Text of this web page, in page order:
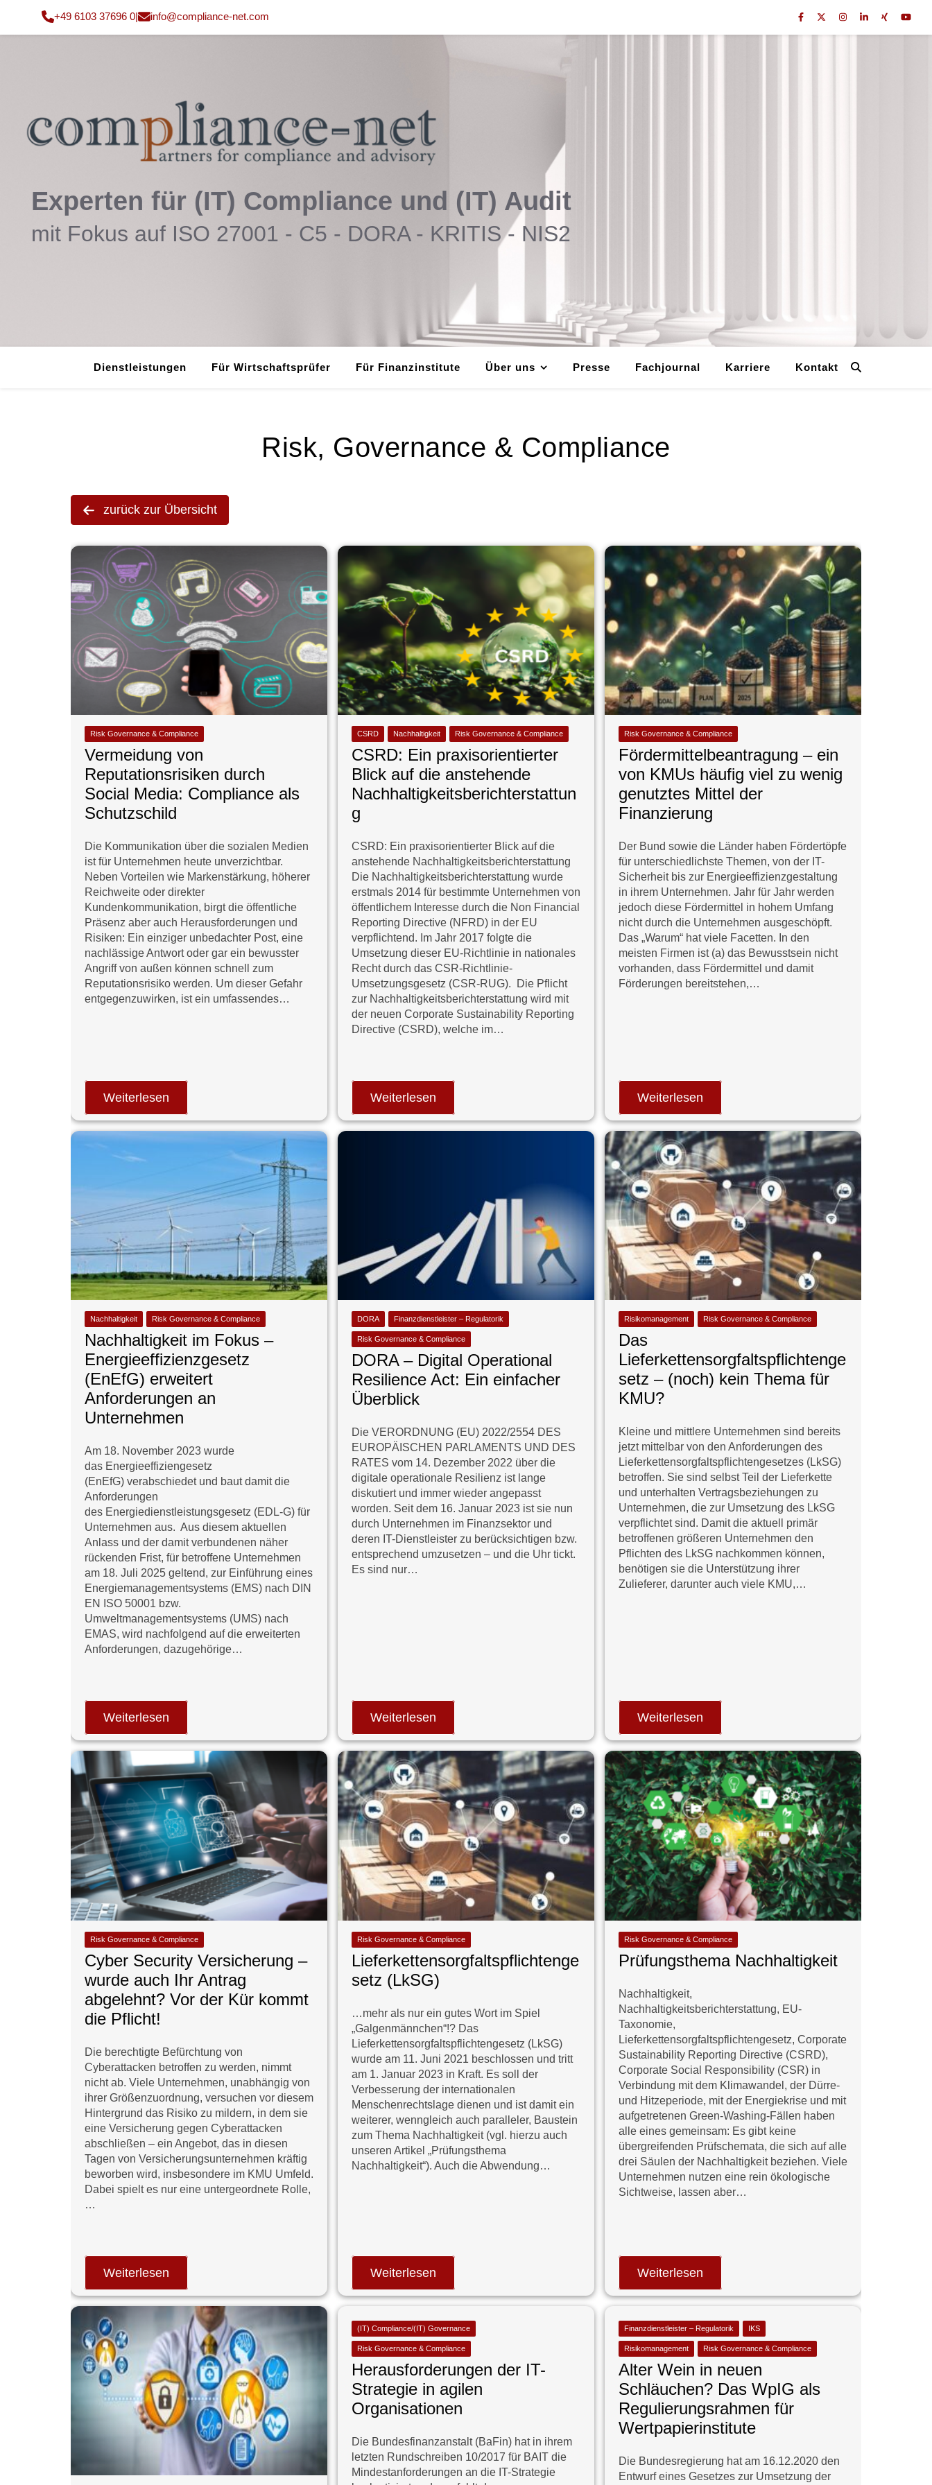
+49 6103 37696 0| moc.t
en-ec
nailp
moc@o
fni
Experten für (IT) Compliance und (IT) Audit
mit Fokus auf ISO 27001 - C5 - DORA - KRITIS - NIS2
Dienstleistungen Für Wirtschaftsprüfer Für Finanzinstitute Über uns Presse Fachjournal Karriere Kontakt
Risk, Governance & Compliance
zurück zur Übersicht
Risk Governance & Compliance
Vermeidung von
Reputationsrisiken durch
Social Media: Compliance als
Schutzschild
Die Kommunikation über die sozialen Medien
ist für Unternehmen heute unverzichtbar.
Neben Vorteilen wie Markenstärkung, höherer
Reichweite oder direkter
Kundenkommunikation, birgt die öffentliche
Präsenz aber auch Herausforderungen und
Risiken: Ein einziger unbedachter Post, eine
nachlässige Antwort oder gar ein bewusster
Angriff von außen können schnell zum
Reputationsrisiko werden. Um dieser Gefahr
entgegenzuwirken, ist ein umfassendes…
Weiterlesen
CSRD Nachhaltigkeit Risk Governance & Compliance
CSRD: Ein praxisorientierter
Blick auf die anstehende
Nachhaltigkeitsberichterstattun
g
CSRD: Ein praxisorientierter Blick auf die
anstehende Nachhaltigkeitsberichterstattung
Die Nachhaltigkeitsberichterstattung wurde
erstmals 2014 für bestimmte Unternehmen von
öffentlichem Interesse durch die Non Financial
Reporting Directive (NFRD) in der EU
verpflichtend. Im Jahr 2017 folgte die
Umsetzung dieser EU-Richtlinie in nationales
Recht durch das CSR-Richtlinie-
Umsetzungsgesetz (CSR-RUG). Die Pflicht
zur Nachhaltigkeitsberichterstattung wird mit
der neuen Corporate Sustainability Reporting
Directive (CSRD), welche im…
Weiterlesen
Risk Governance & Compliance
Fördermittelbeantragung – ein
von KMUs häufig viel zu wenig
genutztes Mittel der
Finanzierung
Der Bund sowie die Länder haben Fördertöpfe
für unterschiedlichste Themen, von der IT-
Sicherheit bis zur Energieeffizienzgestaltung
in ihrem Unternehmen. Jahr für Jahr werden
jedoch diese Fördermittel in hohem Umfang
nicht durch die Unternehmen ausgeschöpft.
Das „Warum“ hat viele Facetten. In den
meisten Firmen ist (a) das Bewusstsein nicht
vorhanden, dass Fördermittel und damit
Förderungen bereitstehen,…
Weiterlesen
Nachhaltigkeit Risk Governance & Compliance
Nachhaltigkeit im Fokus –
Energieeffizienzgesetz
(EnEfG) erweitert
Anforderungen an
Unternehmen
Am 18. November 2023 wurde
das Energieeffiziengesetz
(EnEfG) verabschiedet und baut damit die
Anforderungen
des Energiedienstleistungsgesetz (EDL-G) für
Unternehmen aus. Aus diesem aktuellen
Anlass und der damit verbundenen näher
rückenden Frist, für betroffene Unternehmen
am 18. Juli 2025 geltend, zur Einführung eines
Energiemanagementsystems (EMS) nach DIN
EN ISO 50001 bzw.
Umweltmanagementsystems (UMS) nach
EMAS, wird nachfolgend auf die erweiterten
Anforderungen, dazugehörige…
Weiterlesen
DORA Finanzdienstleister – Regulatorik
Risk Governance & Compliance
DORA – Digital Operational
Resilience Act: Ein einfacher
Überblick
Die VERORDNUNG (EU) 2022/2554 DES
EUROPÄISCHEN PARLAMENTS UND DES
RATES vom 14. Dezember 2022 über die
digitale operationale Resilienz ist lange
diskutiert und immer wieder angepasst
worden. Seit dem 16. Januar 2023 ist sie nun
durch Unternehmen im Finanzsektor und
deren IT-Dienstleister zu berücksichtigen bzw.
entsprechend umzusetzen – und die Uhr tickt.
Es sind nur…
Weiterlesen
Risikomanagement Risk Governance & Compliance
Das
Lieferkettensorgfaltspflichtenge
setz – (noch) kein Thema für
KMU?
Kleine und mittlere Unternehmen sind bereits
jetzt mittelbar von den Anforderungen des
Lieferkettensorgfaltspflichtengesetzes (LkSG)
betroffen. Sie sind selbst Teil der Lieferkette
und unterhalten Vertragsbeziehungen zu
Unternehmen, die zur Umsetzung des LkSG
verpflichtet sind. Damit die aktuell primär
betroffenen größeren Unternehmen den
Pflichten des LkSG nachkommen können,
benötigen sie die Unterstützung ihrer
Zulieferer, darunter auch viele KMU,…
Weiterlesen
Risk Governance & Compliance
Cyber Security Versicherung –
wurde auch Ihr Antrag
abgelehnt? Vor der Kür kommt
die Pflicht!
Die berechtigte Befürchtung von
Cyberattacken betroffen zu werden, nimmt
nicht ab. Viele Unternehmen, unabhängig von
ihrer Größenzuordnung, versuchen vor diesem
Hintergrund das Risiko zu mildern, in dem sie
eine Versicherung gegen Cyberattacken
abschließen – ein Angebot, das in diesen
Tagen von Versicherungsunternehmen kräftig
beworben wird, insbesondere im KMU Umfeld.
Dabei spielt es nur eine untergeordnete Rolle,
…
Weiterlesen
Risk Governance & Compliance
Lieferkettensorgfaltspflichtenge
setz (LkSG)
…mehr als nur ein gutes Wort im Spiel
„Galgenmännchen“!? Das
Lieferkettensorgfaltspflichtengesetz (LkSG)
wurde am 11. Juni 2021 beschlossen und tritt
am 1. Januar 2023 in Kraft. Es soll der
Verbesserung der internationalen
Menschenrechtslage dienen und ist damit ein
weiterer, wenngleich auch paralleler, Baustein
zum Thema Nachhaltigkeit (vgl. hierzu auch
unseren Artikel „Prüfungsthema
Nachhaltigkeit“). Auch die Abwendung…
Weiterlesen
Risk Governance & Compliance
Prüfungsthema Nachhaltigkeit
Nachhaltigkeit,
Nachhaltigkeitsberichterstattung, EU-
Taxonomie,
Lieferkettensorgfaltspflichtengesetz, Corporate
Sustainability Reporting Directive (CSRD),
Corporate Social Responsibility (CSR) in
Verbindung mit dem Klimawandel, der Dürre-
und Hitzeperiode, mit der Energiekrise und mit
aufgetretenen Green-Washing-Fällen haben
alle eines gemeinsam: Es gibt keine
übergreifenden Prüfschemata, die sich auf alle
drei Säulen der Nachhaltigkeit beziehen. Viele
Unternehmen nutzen eine rein ökologische
Sichtweise, lassen aber…
Weiterlesen
(IT) Compliance/(IT) Governance
Risk Governance & Compliance
Herausforderungen der IT-
Strategie in agilen
Organisationen
Die Bundesfinanzanstalt (BaFin) hat in ihrem
letzten Rundschreiben 10/2017 für BAIT die
Mindestanforderungen an die IT-Strategie
Finanzdienstleister – Regulatorik IKS
Risikomanagement Risk Governance & Compliance
Alter Wein in neuen
Schläuchen? Das WpIG als
Regulierungsrahmen für
Wertpapierinstitute
Die Bundesregierung hat am 16.12.2020 den
Entwurf eines Gesetzes zur Umsetzung der